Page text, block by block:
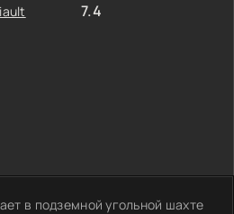
7.4
в подземной угольной шахте